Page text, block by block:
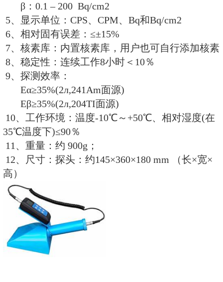
累积剂量：0.01μSv～10 Sv
4、灵 敏 度：1μSv/h≥350CPS
5、能量范围：25keV ～ 3MeV
6、相对误差：≤±15%
7、测量时间：1～120秒可编程设
8、报 警 阈： 0.25、2.5、10、20
行设置
9、显示单位: 剂 量 率：nSv/h、
μGy/h；
累计剂量：nSv；计数率：
10、使用环境：温度-10℃～+40℃
35℃温度下)≤90％
11、电源及功耗：整机耗电